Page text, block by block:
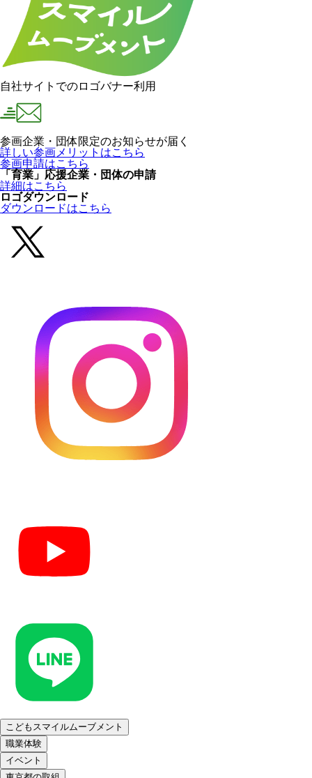
自社サイトでのロゴバナー利用
参画企業・団体限定のお知らせが届く
詳しい参画メリットはこちら
参画申請はこちら
「育業」応援企業・団体の申請
詳細はこちら
ロゴダウンロード
ダウンロードはこちら
こどもスマイルムーブメント
職業体験
イベント